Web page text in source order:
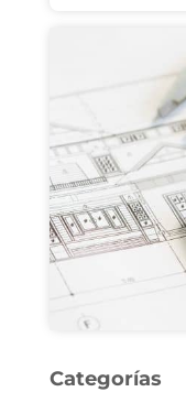
Categorías